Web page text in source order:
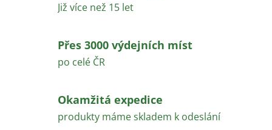
Již více než 15 let
Přes 3000 výdejních míst
po celé ČR
Okamžitá expedice
produkty máme skladem k odeslání